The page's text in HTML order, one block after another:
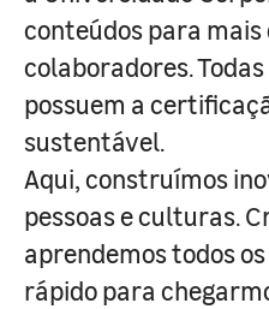
conteúdos para mais
colaboradores.
possuem a
sustentável.
Aqui, construímos
pessoas e culturas.
aprendemos todos
rápido para